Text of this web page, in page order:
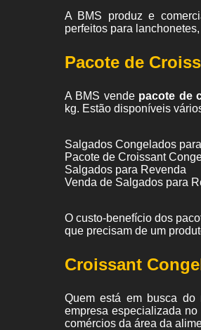
A BMS produz e
perfeitos para
Pacote de
A BMS vende pacote de
kg. Estão disponíveis
Salgados Congelados
Pacote de Croissant
Salgados para Revenda
Venda de Salgados para
O custo-benefício dos
que precisam de um
Croissant
Quem está em busca do
empresa especializada
comércios da área da